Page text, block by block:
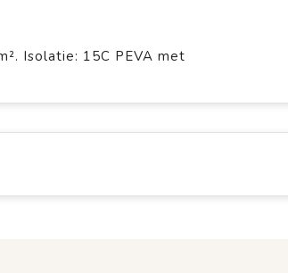
Isolatie: 15C PEVA met